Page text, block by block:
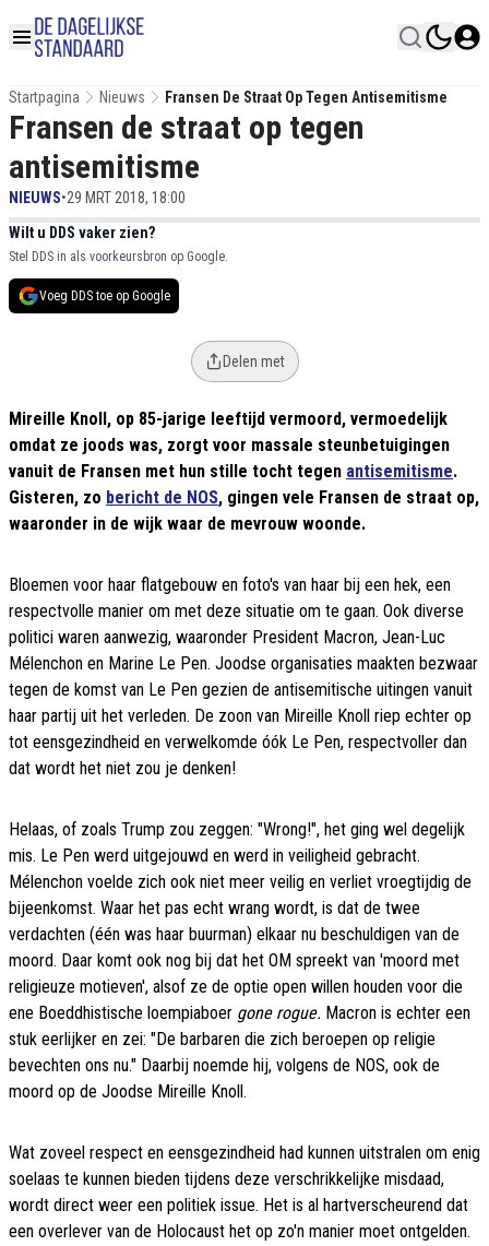
Startpagina Nieuws Fransen De Straat Op Tegen Antisemitisme
Fransen de straat op tegen
antisemitisme
NIEUWS•29 MRT 2018, 18:00
Wilt u DDS vaker zien?
Stel DDS in als voorkeursbron op Google.
Voeg DDS toe op Google
Delen met
Mireille Knoll, op 85-jarige leeftijd vermoord, vermoedelijk
omdat ze joods was, zorgt voor massale steunbetuigingen
vanuit de Fransen met hun stille tocht tegen antisemitisme.
Gisteren, zo bericht de NOS, gingen vele Fransen de straat op,
waaronder in de wijk waar de mevrouw woonde.
Bloemen voor haar flatgebouw en foto's van haar bij een hek, een
respectvolle manier om met deze situatie om te gaan. Ook diverse
politici waren aanwezig, waaronder President Macron, Jean-Luc
Mélenchon en Marine Le Pen. Joodse organisaties maakten bezwaar
tegen de komst van Le Pen gezien de antisemitische uitingen vanuit
haar partij uit het verleden. De zoon van Mireille Knoll riep echter op
tot eensgezindheid en verwelkomde óók Le Pen, respectvoller dan
dat wordt het niet zou je denken!
Helaas, of zoals Trump zou zeggen: "Wrong!", het ging wel degelijk
mis. Le Pen werd uitgejouwd en werd in veiligheid gebracht.
Mélenchon voelde zich ook niet meer veilig en verliet vroegtijdig de
bijeenkomst. Waar het pas echt wrang wordt, is dat de twee
verdachten (één was haar buurman) elkaar nu beschuldigen van de
moord. Daar komt ook nog bij dat het OM spreekt van 'moord met
religieuze motieven', alsof ze de optie open willen houden voor die
ene Boeddhistische loempiaboer gone rogue. Macron is echter een
stuk eerlijker en zei: "De barbaren die zich beroepen op religie
bevechten ons nu." Daarbij noemde hij, volgens de NOS, ook de
moord op de Joodse Mireille Knoll.
Wat zoveel respect en eensgezindheid had kunnen uitstralen om enig
soelaas te kunnen bieden tijdens deze verschrikkelijke misdaad,
wordt direct weer een politiek issue. Het is al hartverscheurend dat
een overlever van de Holocaust het op zo'n manier moet ontgelden.